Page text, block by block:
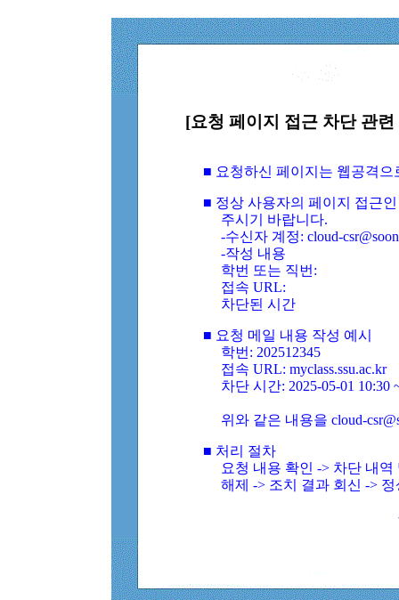
[요청 페이지 접근 차단 관
■ 요청하신 페이지는 웹공격
■ 정상 사용자의 페이지 접근
주시기 바랍니다.
-수신자 계정: cloud-
-작성 내용
학번 또는 직번:
접속 URL:
차단된 시간
■ 요청 메일 내용 작성 예시
학번: 202512345
접속 URL: myclass.ssu.ac.kr
차단 시간: 2025-05-01 10:30
위와 같은 내용을 cloud-
■ 처리 절차
요청 내용 확인 -> 차단 내
해제 -> 조치 결과 회신 ->